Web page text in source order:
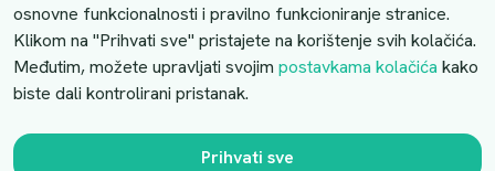
Povrati i otkazivanje
Uslovi kupovine
Kontaktirajte nas
Slobodno nas kontaktirajte putem e-maila:
osnovne funkcionalnosti i pravilno funkcioniranje stranice.
Klikom na "Prihvati sve" pristajete na korištenje svih kolačića.
Međutim, možete upravljati svojim postavkama kolačića kako
biste dali kontrolirani pristanak.
Prihvati sve